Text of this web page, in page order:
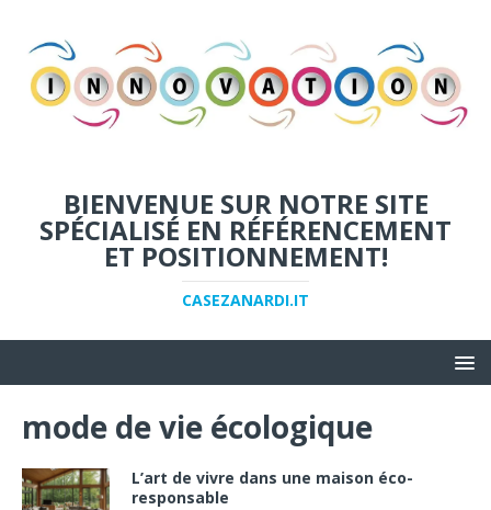
BIENVENUE SUR NOTRE SITE
SPÉCIALISÉ EN RÉFÉRENCEMENT
ET POSITIONNEMENT!
CASEZANARDI.IT
mode de vie écologique
L’art de vivre dans une maison éco-
responsable